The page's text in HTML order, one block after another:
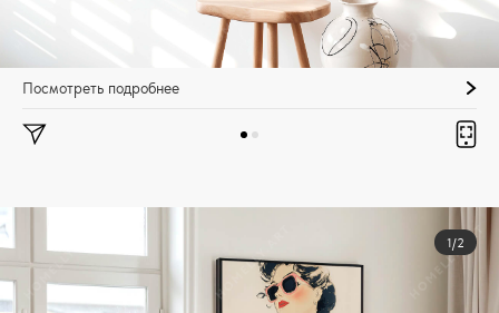
Посмотреть подробнее
1/2